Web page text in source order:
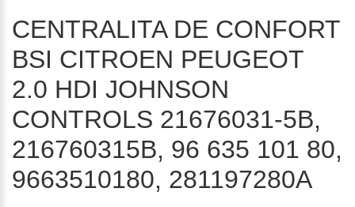
CENTRALITA DE CONFORT
BSI CITROEN PEUGEOT
2.0 HDI JOHNSON
CONTROLS 21676031-5B,
216760315B, 96 635 101 80,
9663510180, 281197280A